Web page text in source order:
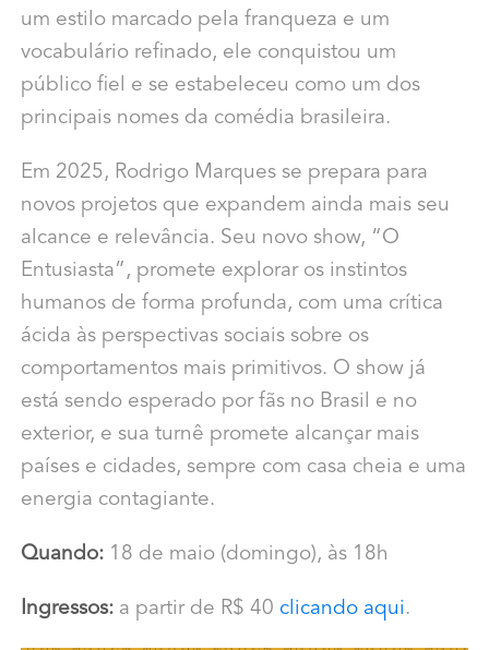
um estilo marcado pela franqueza e um
vocabulário refinado, ele conquistou um
público fiel e se estabeleceu como um dos
principais nomes da comédia brasileira.
Em 2025, Rodrigo Marques se prepara para
novos projetos que expandem ainda mais seu
alcance e relevância. Seu novo show, “O
Entusiasta”, promete explorar os instintos
humanos de forma profunda, com uma crítica
ácida às perspectivas sociais sobre os
comportamentos mais primitivos. O show já
está sendo esperado por fãs no Brasil e no
exterior, e sua turnê promete alcançar mais
países e cidades, sempre com casa cheia e uma
energia contagiante.
Quando:18 de maio (domingo), às 18h
Ingressos:a partir de R$ 40 clicando aqui .